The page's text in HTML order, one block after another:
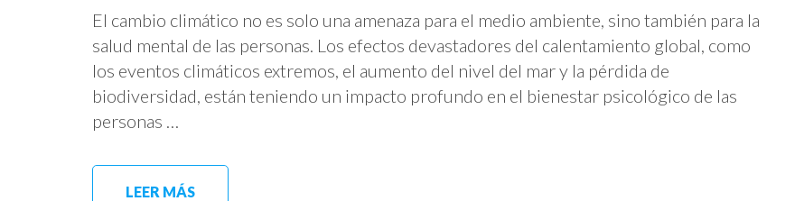
El cambio climático no es solo una amenaza para el medio ambiente, sino también para la
salud mental de las personas. Los efectos devastadores del calentamiento global, como
los eventos climáticos extremos, el aumento del nivel del mar y la pérdida de
biodiversidad, están teniendo un impacto profundo en el bienestar psicológico de las
personas …
LEER MÁS